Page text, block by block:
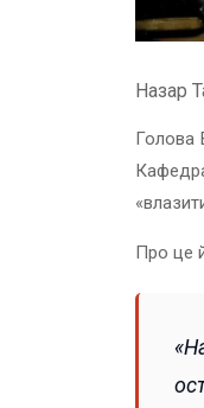
Назар
Голова
Про це